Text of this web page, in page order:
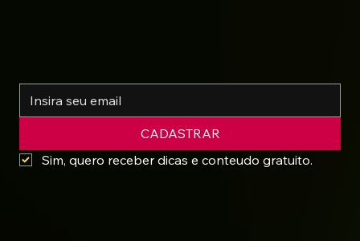
CADASTRAR
Sim, quero receber dicas e conteudo gratuito.